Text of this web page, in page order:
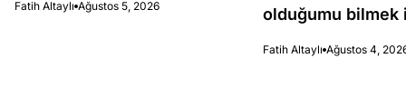
Fatih Altaylı Ağustos 5, 2026
olduğumu bilmek
Fatih Altaylı Ağustos 4,